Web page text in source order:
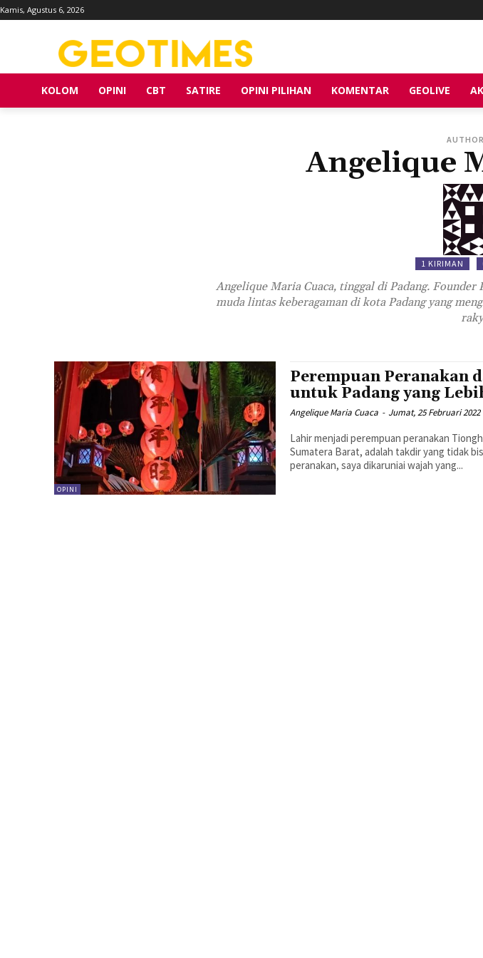
Kamis, Agustus 6, 2026
KOLOM OPINI CBT SATIRE OPINI PILIHAN KOMENTAR GEOLIVE
Angelique
1 KIRIMAN
Angelique Maria Cuaca, tinggal di Padang. Founder
muda lintas keberagaman di kota Padang yang
OPINI
Perempuan Peranakan
untuk Padang yang
Angelique Maria Cuaca - Jumat, 25 Februari 2022
Lahir menjadi perempuan peranakan
Sumatera Barat, adalah takdir yang tidak
peranakan, saya dikaruniai wajah yang...